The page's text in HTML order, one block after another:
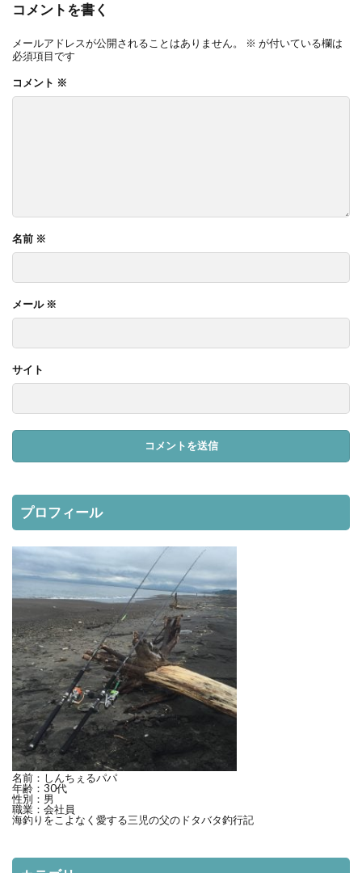
コメントを書く
メールアドレスが公開されることはありません。 ※ が付いている欄は
必須項目です
コメント ※
名前 ※
メール ※
サイト
プロフィール
名前：しんちぇるパパ
年齢：30代
性別：男
職業：会社員
海釣りをこよなく愛する三児の父のドタバタ釣行記